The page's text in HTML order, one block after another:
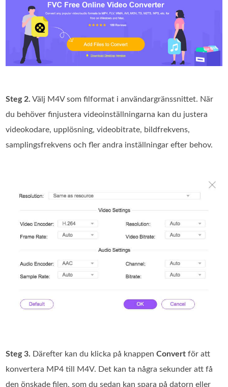
Steg 2. Välj M4V som filformat i användargränssnittet. När
du behöver finjustera videoinställningarna kan du justera
videokodare, upplösning, videobitrate, bildfrekvens,
samplingsfrekvens och fler andra inställningar efter behov.
Steg 3. Därefter kan du klicka på knappenConvert för att
konvertera MP4 till M4V. Det kan ta några sekunder att få
den önskade filen, som du sedan kan spara på datorn eller